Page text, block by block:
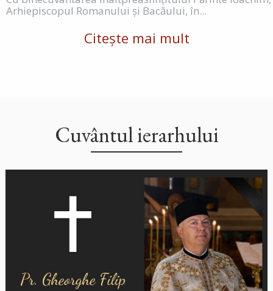
Arhiepiscopul Romanului și Bacăului, în...
Citește mai mult
Cuvântul ierarhului